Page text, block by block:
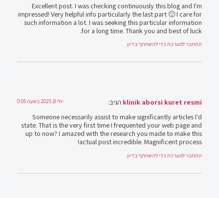
Excellent post. I was checking continuously this blog and I'm
impressed! Very helpful info particularly the last part 🙂 I care for
such information a lot. I was seeking this particular information
for a long time. Thank you and best of luck.
התחבר למערכת כדי להשתתף בדיון
klinik aborsi kuret resmi הגיב: יולי 8, 2025 בשעה 0:05
Someone necessarily assist to make significantly articles I'd
state. That is the very first time I frequented your web page and
up to now? I amazed with the research you made to make this
actual post incredible. Magnificent process!
התחבר למערכת כדי להשתתף בדיון